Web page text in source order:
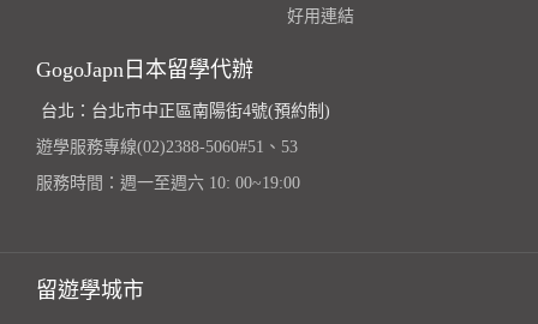
好用連結
GogoJapn日本留學代辦
台北：台北市中正區南陽街4號(預約制)
遊學服務專線(02)2388-5060#51、53
服務時間：週一至週六 10: 00~19:00
留遊學城市